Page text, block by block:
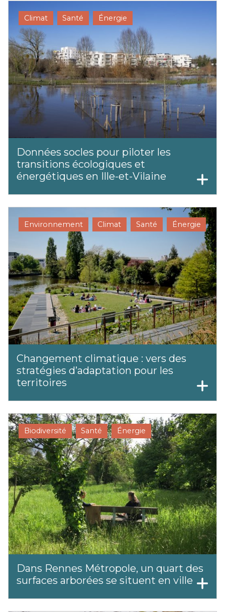
Climat Santé Énergie
Données socles pour piloter les
transitions écologiques et
énergétiques en Ille-et-Vilaine
Environnement Climat Santé Énergie
Changement climatique : vers des
stratégies d’adaptation pour les
territoires
Biodiversité Santé Énergie
Dans Rennes Métropole, un quart des
surfaces arborées se situent en ville